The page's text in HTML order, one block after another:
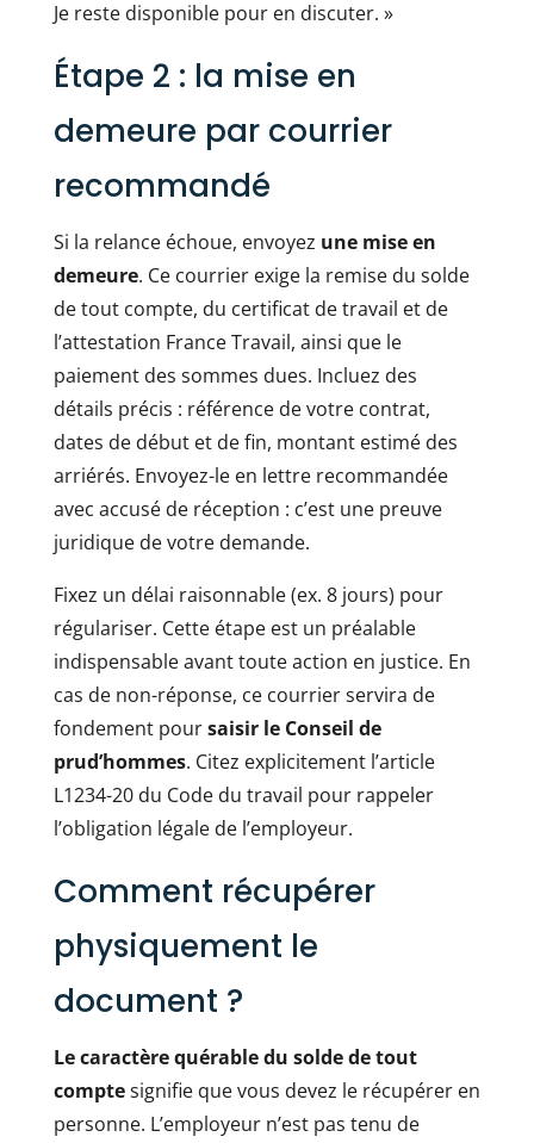
Je reste disponible pour en discuter. »
Étape 2 : la mise en
demeure par courrier
recommandé
Si la relance échoue, envoyez une mise en
demeure. Ce courrier exige la remise du solde
de tout compte, du certificat de travail et de
l’attestation France Travail, ainsi que le
paiement des sommes dues. Incluez des
détails précis : référence de votre contrat,
dates de début et de fin, montant estimé des
arriérés. Envoyez-le en lettre recommandée
avec accusé de réception : c’est une preuve
juridique de votre demande.
Fixez un délai raisonnable (ex. 8 jours) pour
régulariser. Cette étape est un préalable
indispensable avant toute action en justice. En
cas de non-réponse, ce courrier servira de
fondement poursaisir le Conseil de
prud’hommes. Citez explicitement l’article
L1234-20 du Code du travail pour rappeler
l’obligation légale de l’employeur.
Comment récupérer
physiquement le
document ?
Le caractère quérable du solde de tout
comptesignifie que vous devez le récupérer en
personne. L’employeur n’est pas tenu de